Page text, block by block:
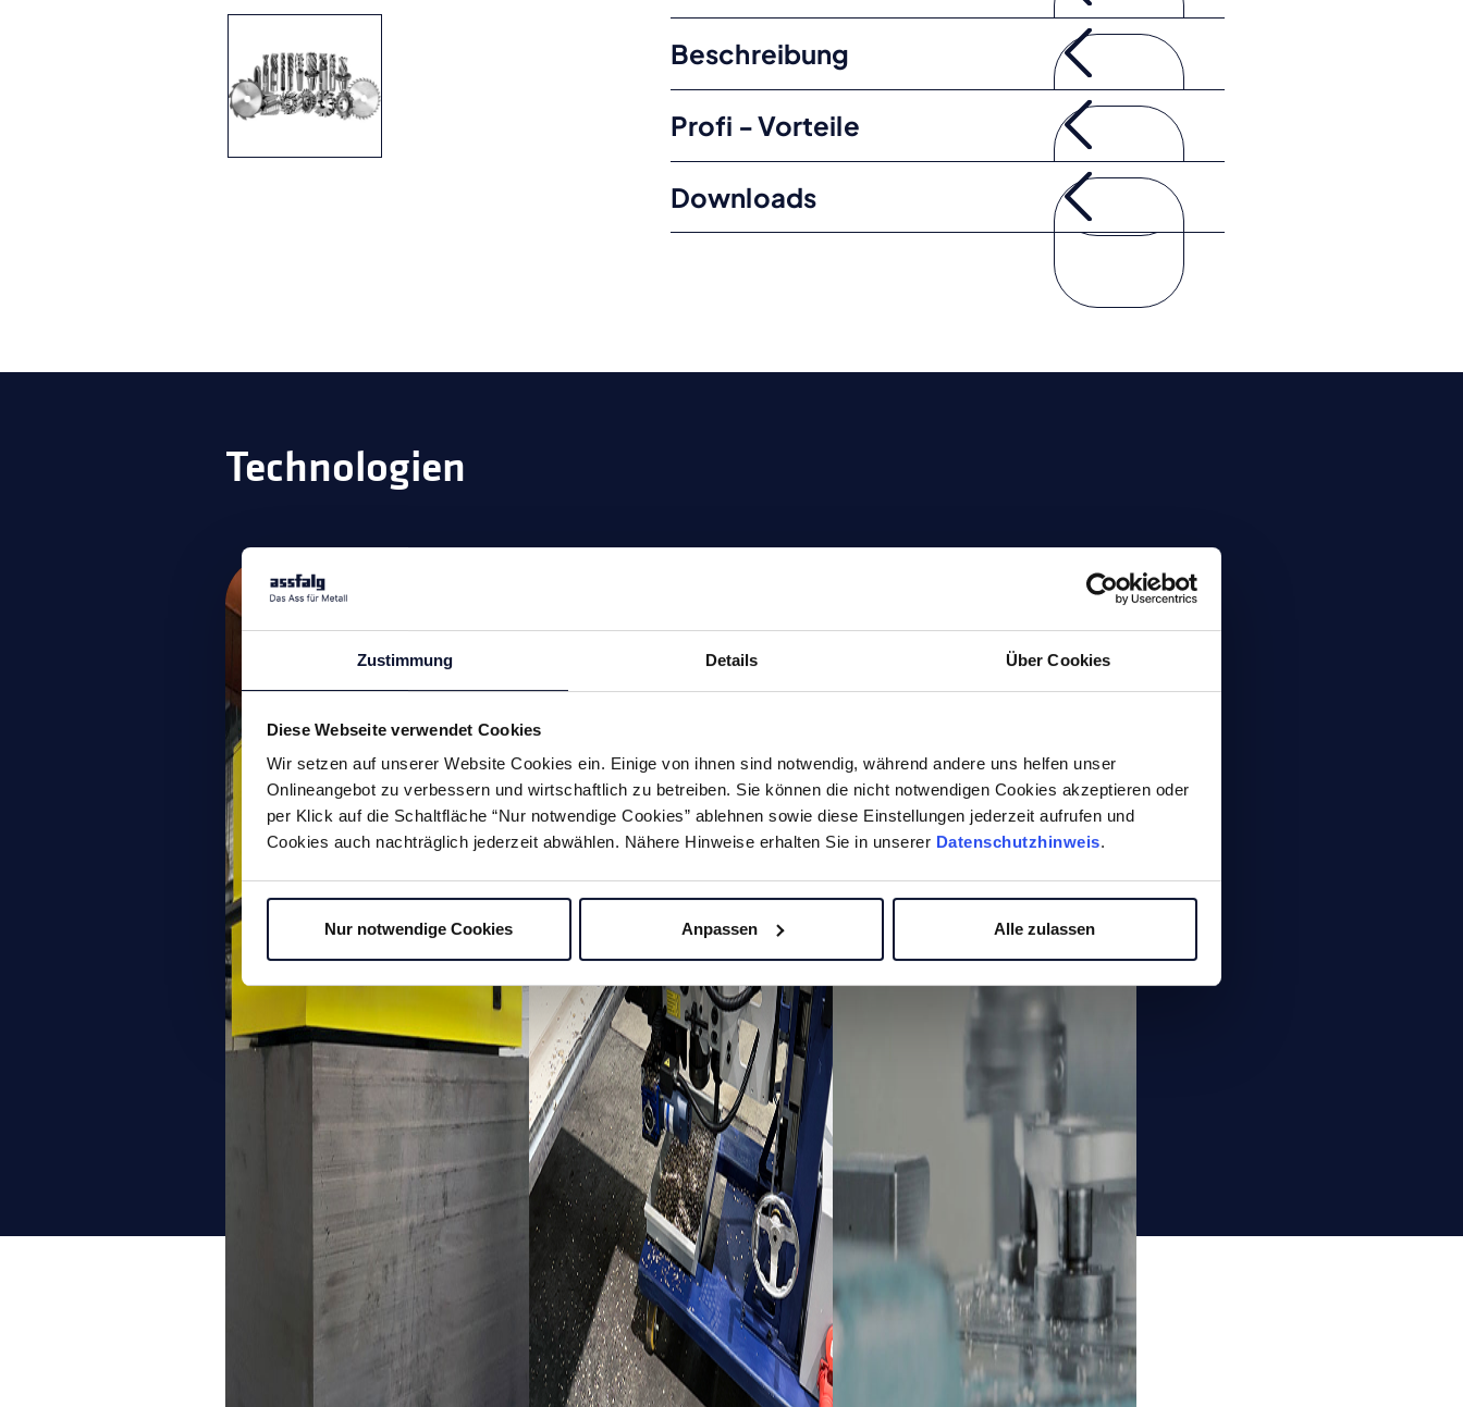
Zustimmung Details Über Cookies
Diese Webseite verwendet Cookies
Wir setzen auf unserer Website Cookies ein. Einige von ihnen sind notwendig, während andere uns helfen unser
Onlineangebot zu verbessern und wirtschaftlich zu betreiben. Sie können die nicht notwendigen Cookies akzeptieren oder
per Klick auf die Schaltfläche “Nur notwendige Cookies” ablehnen sowie diese Einstellungen jederzeit aufrufen und
Cookies auch nachträglich jederzeit abwählen. Nähere Hinweise erhalten Sie in unserer Datenschutzhinweis.
Nur notwendige Cookies Anpassen Alle zulassen
Beschreibung
Profi - Vorteile
Downloads
Technologien
Lasthebemagnete
Magnetspannplatten
Automation
Magnetische
Schweißhilfen
Entmagnetisieren
Magnetische Werkzeuge
Kleinmagnete
Sonderlösungen
Durchlaufentgratmaschine
Gleitschleifmaschinen
(definierte
Kantenbearbeitung)
Werkzeugschleifmaschinen
Sonderlösungen
Gewindewerkzeuge
Senken
Handentgrater
Drehen
Service